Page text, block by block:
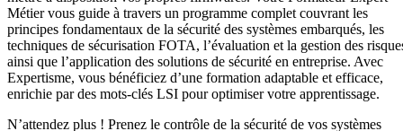
Métier vous guide à travers un programme complet couvrant les
principes fondamentaux de la sécurité des systèmes embarqués, les
techniques de sécurisation FOTA, l’évaluation et la gestion des
ainsi que l’application des solutions de sécurité en entreprise. Avec
Expertisme, vous bénéficiez d’une formation adaptable et efficace,
enrichie par des mots-clés LSI pour optimiser votre apprentissage.
N’attendez plus ! Prenez le contrôle de la sécurité de vos systèmes